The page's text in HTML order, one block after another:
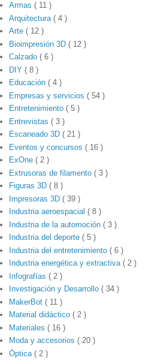
Armas( 11 )
Arquitectura( 4 )
Arte( 12 )
Bioimpresión 3D( 12 )
Calzado( 6 )
DIY( 8 )
Educación( 4 )
Empresas y servicios( 54 )
Entretenimiento( 5 )
Entrevistas( 3 )
Escaneado 3D( 21 )
Eventos y concursos( 16 )
ExOne( 2 )
Extrusoras de filamento( 3 )
Figuras 3D( 8 )
Impresoras 3D( 39 )
Industria aeroespacial( 8 )
Industria de la automoción( 3 )
Industria del deporte( 5 )
Industria del entretenimiento( 6 )
Industria energética y extractiva( 2 )
Infografías( 2 )
Investigación y Desarrollo( 34 )
MakerBot( 11 )
Material didáctico( 2 )
Materiales( 16 )
Moda y accesorios( 20 )
Óptica( 2 )